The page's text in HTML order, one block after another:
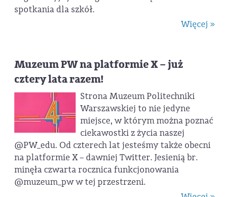
spotkania dla szkół.
Więcej »
Muzeum PW na platformie X – już
cztery lata razem!
Strona Muzeum Politechniki
Warszawskiej to nie jedyne
miejsce, w którym można poznać
ciekawostki z życia naszej
@PW_edu. Od czterech lat jesteśmy także obecni
na platformie X – dawniej Twitter. Jesienią br.
minęła czwarta rocznica funkcjonowania
@muzeum_pw w tej przestrzeni.